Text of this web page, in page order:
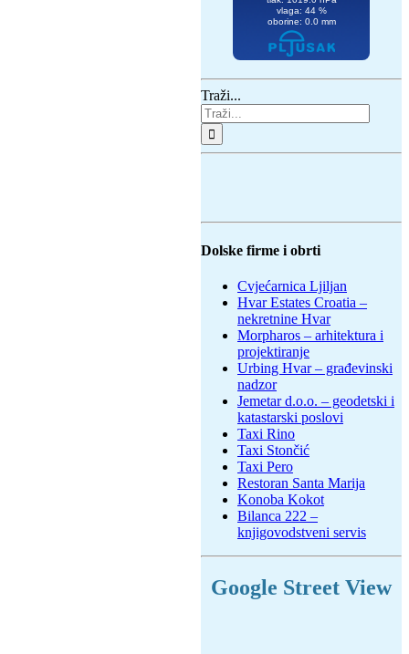
Traži...
Dolske firme i obrti
Cvjećarnica Ljiljan
Hvar Estates Croatia –
nekretnine Hvar
Morpharos – arhitektura i
projektiranje
Urbing Hvar – građevinski
nadzor
Jemetar d.o.o. – geodetski i
katastarski poslovi
Taxi Rino
Taxi Stončić
Taxi Pero
Restoran Santa Marija
Konoba Kokot
Bilanca 222 –
knjigovodstveni servis
Google Street View